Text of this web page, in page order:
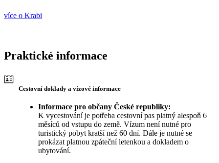
více o Krabi
Praktické informace
Cestovní doklady a vízové informace
Informace pro občany České republiky:
K vycestování je potřeba cestovní pas platný alespoň 6
měsíců od vstupu do země. Vízum není nutné pro
turistický pobyt kratší než 60 dní. Dále je nutné se
prokázat platnou zpáteční letenkou a dokladem o
ubytování.